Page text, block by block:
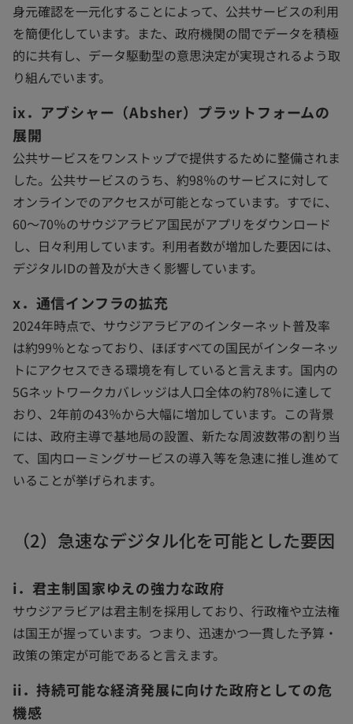
身元確認を一元化することによって、公共サービスの利用
を簡便化しています。また、政府機関の間でデータを積極
的に共有し、データ駆動型の意思決定が実現されるよう取
り組んでいます。
ix．アブシャー（Absher）プラットフォームの
展開
公共サービスをワンストップで提供するために整備されま
した。公共サービスのうち、約98％のサービスに対して
オンラインでのアクセスが可能となっています。すでに、
60～70％のサウジアラビア国民がアプリをダウンロード
し、日々利用しています。利用者数が増加した要因には、
デジタルIDの普及が大きく影響しています。
x．通信インフラの拡充
2024年時点で、サウジアラビアのインターネット普及率
は約99％となっており、ほぼすべての国民がインターネッ
トにアクセスできる環境を有していると言えます。国内の
5Gネットワークカバレッジは人口全体の約78％に達して
おり、2年前の43％から大幅に増加しています。この背景
には、政府主導で基地局の設置、新たな周波数帯の割り当
て、国内ローミングサービスの導入等を急速に推し進めて
いることが挙げられます。
（2）急速なデジタル化を可能とした要因
i．君主制国家ゆえの強力な政府
サウジアラビアは君主制を採用しており、行政権や立法権
は国王が握っています。つまり、迅速かつ一貫した予算・
政策の策定が可能であると言えます。
ii．持続可能な経済発展に向けた政府としての危
機感